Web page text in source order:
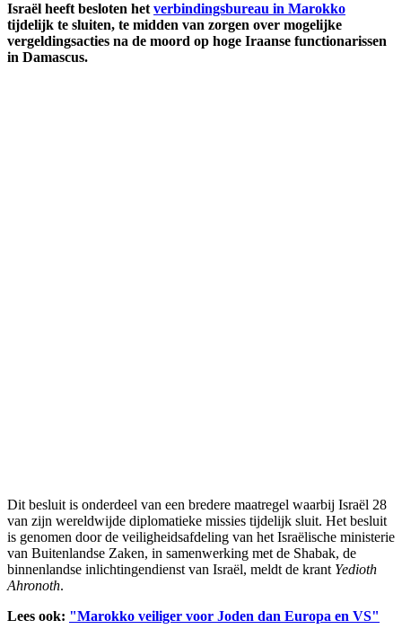
Israël heeft besloten het verbindingsbureau in Marokko
tijdelijk te sluiten, te midden van zorgen over mogelijke
vergeldingsacties na de moord op hoge Iraanse functionarissen
in Damascus.
Dit besluit is onderdeel van een bredere maatregel waarbij Israël 28
van zijn wereldwijde diplomatieke missies tijdelijk sluit. Het besluit
is genomen door de veiligheidsafdeling van het Israëlische ministerie
van Buitenlandse Zaken, in samenwerking met de Shabak, de
binnenlandse inlichtingendienst van Israël, meldt de krant Yedioth
Ahronoth.
Lees ook: "Marokko veiliger voor Joden dan Europa en VS"